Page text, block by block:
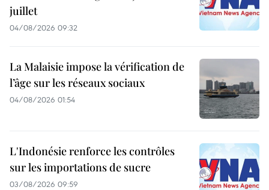
juillet
04/08/2026 09:32
La Malaisie impose la vérification de
l’âge sur les réseaux sociaux
04/08/2026 01:54
L'Indonésie renforce les contrôles
sur les importations de sucre
03/08/2026 09:59